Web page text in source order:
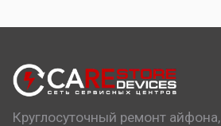
Круглосуточный ремонт айфона,